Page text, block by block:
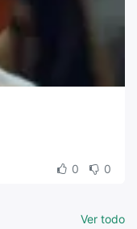
0 0
Ver todo